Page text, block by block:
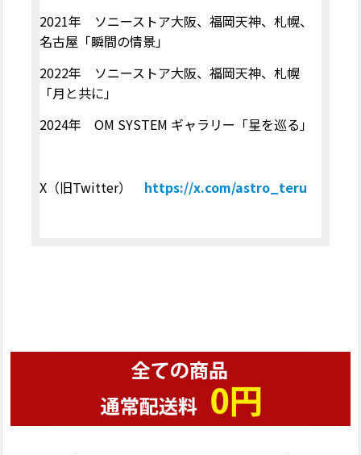
2021年 ソニーストア大阪、福岡天神、札幌、
名古屋「瞬間の情景」
2022年 ソニーストア大阪、福岡天神、札幌
「月と共に」
2024年 OM SYSTEM ギャラリー「星を巡る」
X （旧Twitter） https://x.com/astro_teru